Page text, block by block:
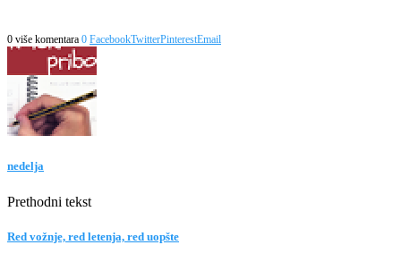
0 više komentara 0 FacebookTwitterPinterestEmail
nedelja
Prethodni tekst
Red vožnje, red letenja, red uopšte